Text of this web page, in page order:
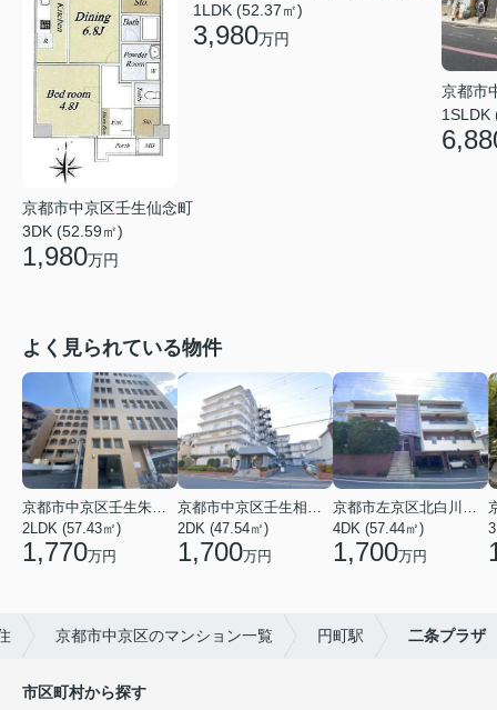
京都市中京区壬生仙念町
3DK (52.59㎡)
1,980万円
1LDK (52.37㎡)
3,980万円
京都市
1SLDK
よく見られている物件
2LDK (57.43㎡)
1,770万円
2DK (47.54㎡)
1,700万円
4DK (57.44㎡)
1,700万円
京都市中京区のマンション一覧 円町駅 二条プラザ
市区町村から探す